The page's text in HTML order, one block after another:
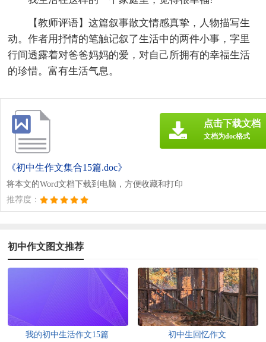
【教师评语】这篇叙事散文情感真挚，人物描写生
动。作者用抒情的笔触记叙了生活中的两件小事，字里
行间透露着对爸爸妈妈的爱，对自己所拥有的幸福生活
的珍惜。富有生活气息。
《初中生作文集合15篇.doc》
将本文的Word文档下载到电脑，方便收藏和打印
推荐度：
点击下载文档
文档为doc格式
初中作文图文推荐
我的初中生活作文15篇 初中生回忆作文